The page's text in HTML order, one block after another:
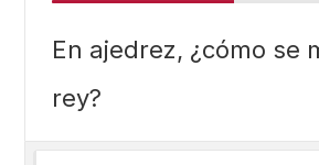
En ajedrez, ¿cómo se
rey?